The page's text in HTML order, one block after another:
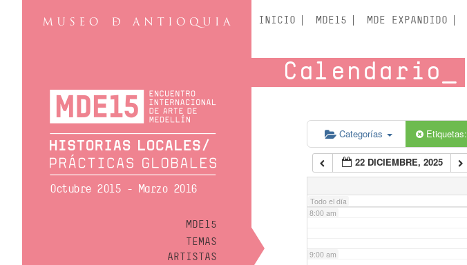
Octubre 2015 - Marzo 2016
MDE15
TEMAS
ARTISTAS
INICIO MDE15 MDE EXPANDIDO
Calendario
Categorías Etiquetas:
22 DICIEMBRE, 2025
Todo el día
5:00 am
6:00 am
7:00 am
8:00 am
9:00 am